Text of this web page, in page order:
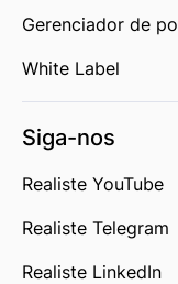
Gerenciador de
White Label
Siga-nos
Realiste YouTube
Realiste Telegram
Realiste LinkedIn